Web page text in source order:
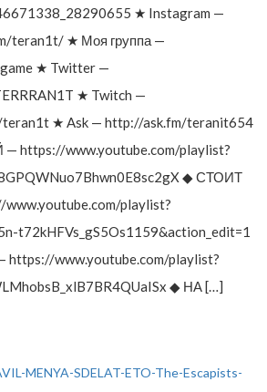
★ Instagram —
teran1t/ ★ Моя группа —
★ Twitter —
★ Twitch —
★ Ask — http://ask.fm/teranit654
https://www.youtube.com/playlist?
◆ СТОИТ
playlist?
t72kHFVs_gS5Os1159&action_edit=1
www.youtube.com/playlist?
◆ НА […]